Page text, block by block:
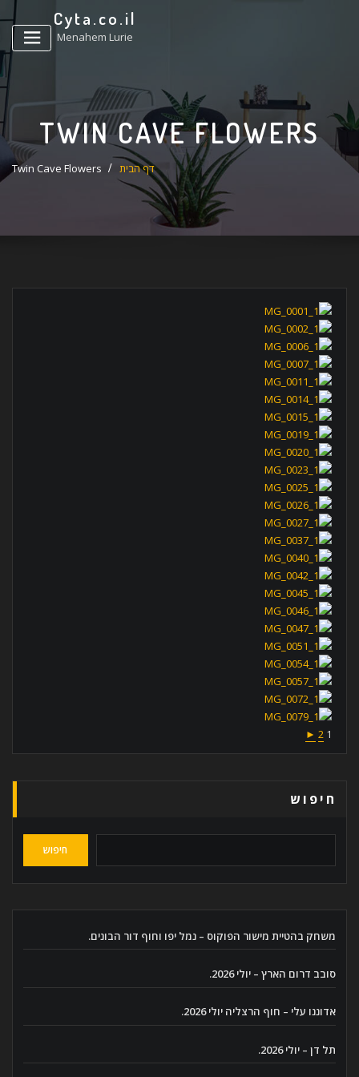
Cyta.co.il
Menahem Lurie
TWIN CAVE FLOWERS
דף הבית Twin Cave Flowers
1
2
►
חיפוש
חיפוש
משחק בהטיית מישור הפוקוס – נמל יפו וחוף דור הבונים.
סובב דרום הארץ – יולי 2026.
אדוננו עלי – חוף הרצליה יולי 2026.
תל דן – יולי 2026.